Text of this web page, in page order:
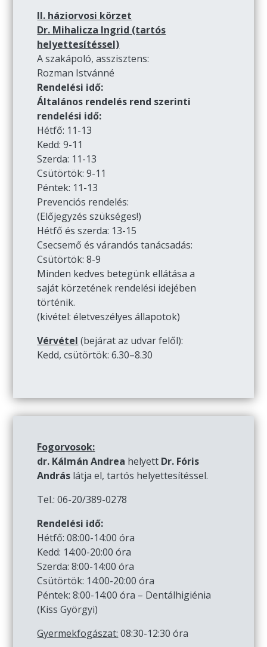
II. háziorvosi körzet
Dr. Mihalicza Ingrid (tartós
helyettesítéssel)
A szakápoló, asszisztens:
Rozman Istvánné
Rendelési idő:
Általános rendelés rend szerinti
rendelési idő:
Hétfő: 11-13
Kedd: 9-11
Szerda: 11-13
Csütörtök: 9-11
Péntek: 11-13
Prevenciós rendelés:
(Előjegyzés szükséges!)
Hétfő és szerda: 13-15
Csecsemő és várandós tanácsadás:
Csütörtök: 8-9
Minden kedves betegünk ellátása a
saját körzetének rendelési idejében
történik.
(kivétel: életveszélyes állapotok)
Vérvétel (bejárat az udvar felől):
Kedd, csütörtök: 6.30–8.30
Fogorvosok:
dr. Kálmán Andrea helyett Dr. Fóris
András látja el, tartós helyettesítéssel.
Tel.: 06-20/389-0278
Rendelési idő:
Hétfő: 08:00-14:00 óra
Kedd: 14:00-20:00 óra
Szerda: 8:00-14:00 óra
Csütörtök: 14:00-20:00 óra
Péntek: 8:00-14:00 óra – Dentálhigiénia
(Kiss Györgyi)
Gyermekfogászat: 08:30-12:30 óra